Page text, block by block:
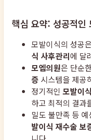
핵심 요약: 성공적인
모발이식의 성공
식 사후관리에 달
모엠의원은 단순
증 시스템을 제공
정기적인 모발이
하고 최적의 결과
밀도 불만족 등
발이식 재수술 보